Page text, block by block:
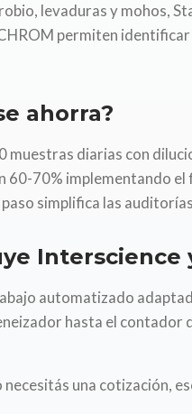
levaduras y mohos,
permiten
ahorra?
muestras diarias con
60-70% implementando el
simplifica las
Interscience
automatizado
hasta el contador
una cotización,